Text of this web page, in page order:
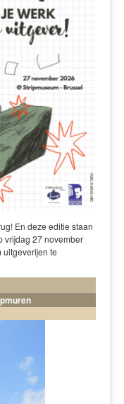
En deze editie staan
vrijdag 27 november
te